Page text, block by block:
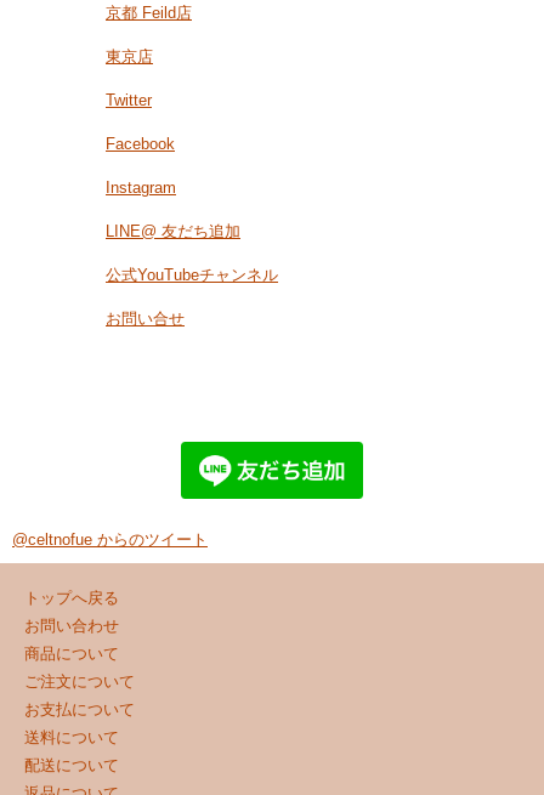
京都 Feild店
東京店
Twitter
Facebook
Instagram
LINE@ 友だち追加
公式YouTubeチャンネル
お問い合せ
@celtnofue からのツイート
トップへ戻る
お問い合わせ
商品について
ご注文について
お支払について
送料について
配送について